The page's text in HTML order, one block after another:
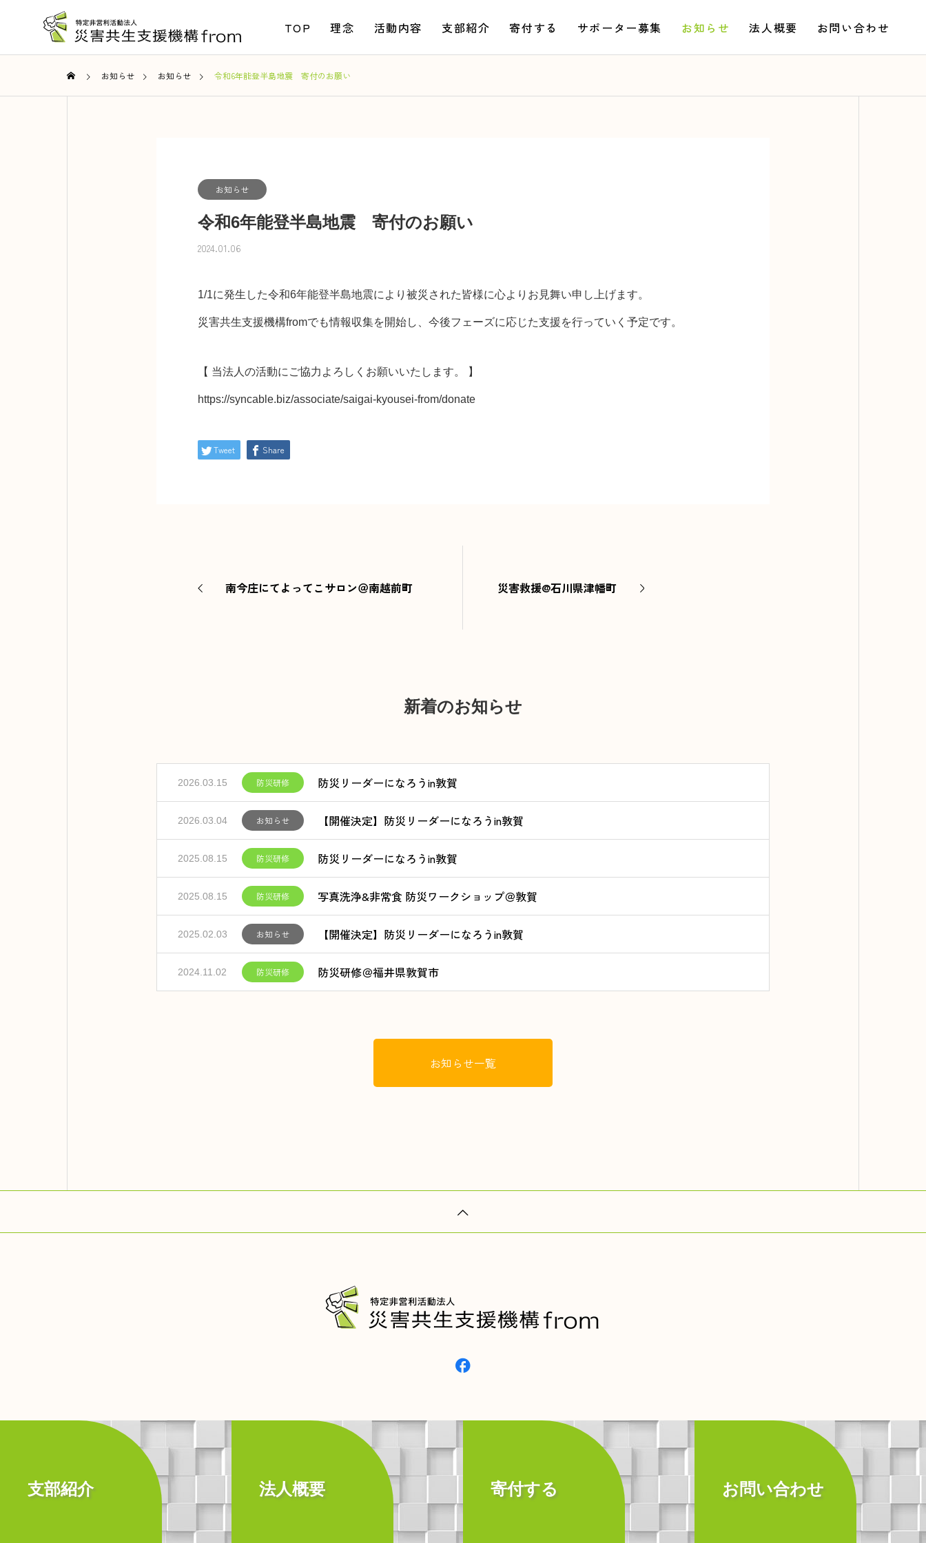
TOP 理念 活動内容 支部紹介 寄付する サポーター募集 お知らせ 法人概要 お問い合わせ
お知らせ お知らせ 令和6年能登半島地震 寄付のお願い
お知らせ
令和6年能登半島地震 寄付のお願い
2024.01.06
1/1に発生した令和6年能登半島地震により被災された皆様に心よりお見舞い申し上げます。
災害共生支援機構fromでも情報収集を開始し、今後フェーズに応じた支援を行っていく予定です。
【 当法人の活動にご協力よろしくお願いいたします。 】
https://syncable.biz/associate/saigai-kyousei-from/donate
Tweet Share
南今庄にてよってこサロン＠南越前町 災害救援@石川県津幡町
新着のお知らせ
2026.03.15 防災研修 防災リーダーになろうin敦賀
2026.03.04 お知らせ 【開催決定】防災リーダーになろうin敦賀
2025.08.15 防災研修 防災リーダーになろうin敦賀
2025.08.15 防災研修 写真洗浄&非常食 防災ワークショップ＠敦賀
2025.02.03 お知らせ 【開催決定】防災リーダーになろうin敦賀
2024.11.02 防災研修 防災研修＠福井県敦賀市
お知らせ一覧
支部紹介 法人概要 寄付する お問い合わせ